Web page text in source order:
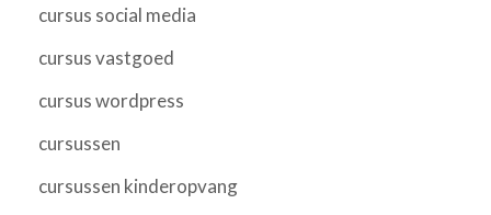
cursus social media
cursus vastgoed
cursus wordpress
cursussen
cursussen kinderopvang